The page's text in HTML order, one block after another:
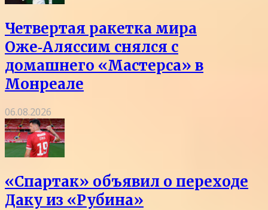
Четвертая ракетка мира
Оже‑Аляссим снялся с
домашнего «Мастерса» в
Монреале
06.08.2026
«Спартак» объявил о переходе
Даку из «Рубина»